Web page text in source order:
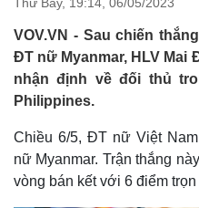
Nhận diện sự thật
VOV.VN - Sau chiến
ĐT nữ Myanmar, HLV
nhận định về đối thủ
Philippines.
Chiều 6/5, ĐT nữ Việt
nữ Myanmar. Trận thắng
vòng bán kết với 6 điểm